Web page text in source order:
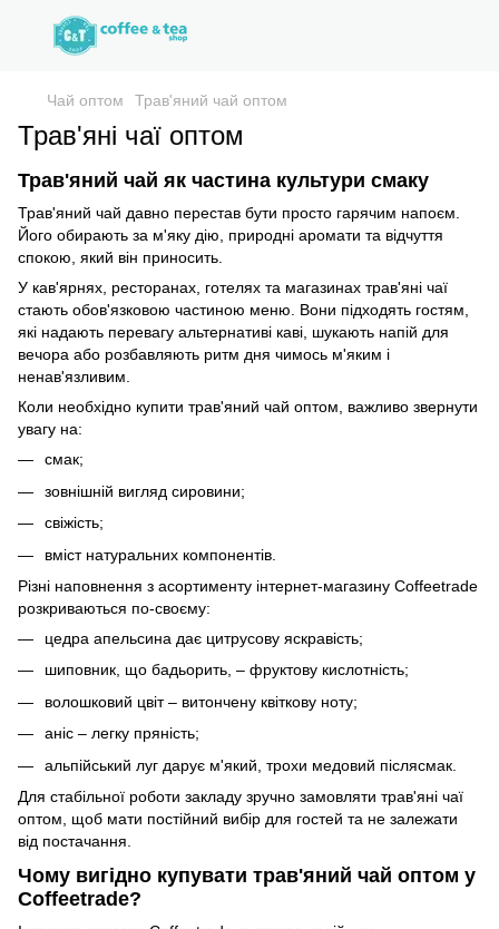
Чай оптом Трав'яний чай оптом
Трав'яні чаї оптом
Трав'яний чай як частина культури смаку
Трав'яний чай давно перестав бути просто гарячим напоєм.
Його обирають за м'яку дію, природні аромати та відчуття
спокою, який він приносить.
У кав'ярнях, ресторанах, готелях та магазинах трав'яні чаї
стають обов'язковою частиною меню. Вони підходять гостям,
які надають перевагу альтернативі каві, шукають напій для
вечора або розбавляють ритм дня чимось м'яким і
ненав'язливим.
Коли необхідно купити трав'яний чай оптом, важливо звернути
увагу на:
смак;
зовнішній вигляд сировини;
свіжість;
вміст натуральних компонентів.
Різні наповнення з асортименту інтернет-магазину Coffeetrade
розкриваються по-своєму:
цедра апельсина дає цитрусову яскравість;
шиповник, що бадьорить, – фруктову кислотність;
волошковий цвіт – витончену квіткову ноту;
аніс – легку пряність;
альпійський луг дарує м'який, трохи медовий післясмак.
Для стабільної роботи закладу зручно замовляти трав'яні чаї
оптом, щоб мати постійний вибір для гостей та не залежати
від постачання.
Чому вигідно купувати трав'яний чай оптом у
Coffeetrade?